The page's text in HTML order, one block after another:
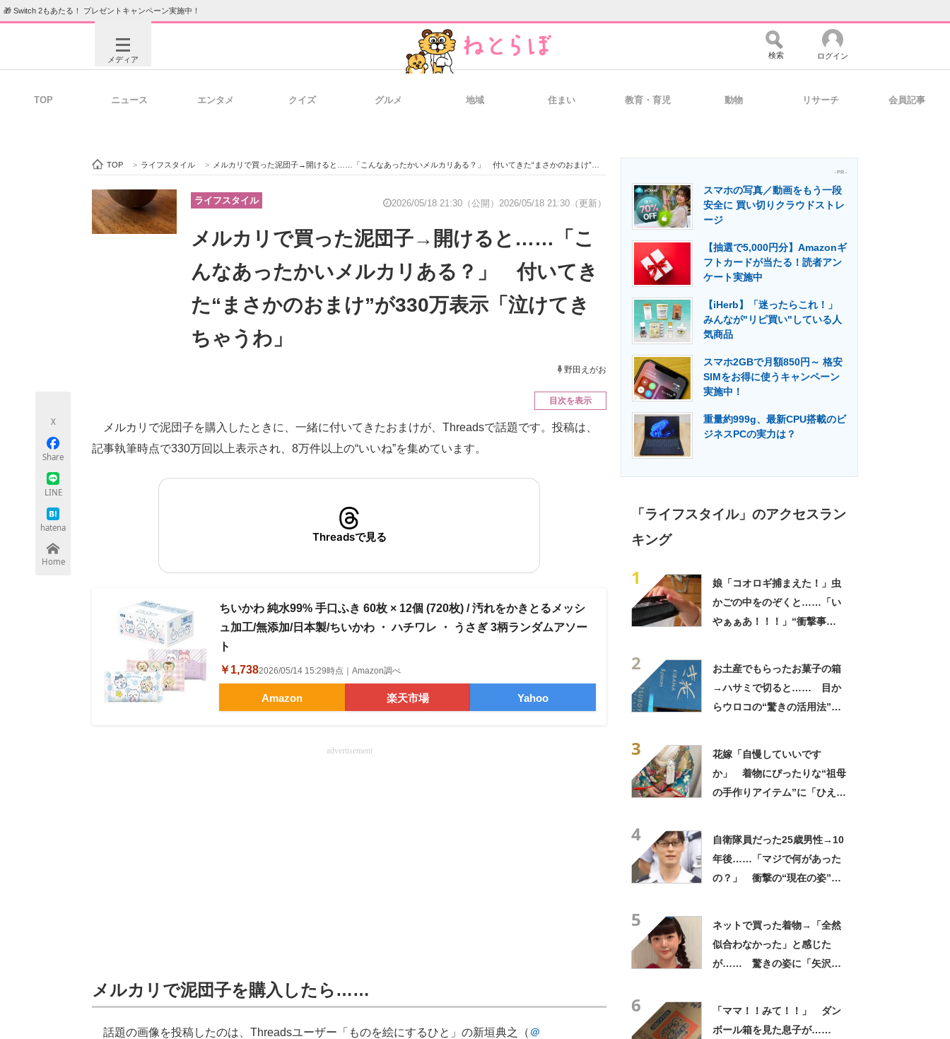
🎁 Switch 2もあたる！ プレゼントキャンペーン実施中！
メディア
ビジネスと働き方のヒント 経営リーダーのコミュニティ マーケ×ITの今がよく分かる
製造業のIT導入・活用を支援
エネルギーの専門メディア 建設×テクノロジーの最前線
検索 ログイン
TOP ニュース エンタメ クイズ グルメ 地域 住まい 教育・育児 動物 リサーチ 会員記事
TOP > ライフスタイル > メルカリで買った泥団子→開けると……「こんなあったかいメルカリある？」 付いてきた“まさかのおまけ”が330万表示「泣けてきちゃうわ」
ライフスタイル 2026/05/18 21:30（公開） 2026/05/18 21:30（更新）
メルカリで買った泥団子→開けると……「こ
んなあったかいメルカリある？」 付いてき
た“まさかのおまけ”が330万表示「泣けてき
ちゃうわ」
野田えがお
X
Share
LINE
hatena
Home
目次を表示
メルカリで泥団子を購入したときに、一緒に付いてきたおまけが、Threadsで話題です。投稿は、
記事執筆時点で330万回以上表示され、8万件以上の“いいね”を集めています。
Threadsで見る
ちいかわ 純水99% 手口ふき 60枚 × 12個 (720枚) / 汚れをかきとるメッシ
ュ加工/無添加/日本製/ちいかわ ・ ハチワレ ・ うさぎ 3柄ランダムアソー
ト
￥1,7382026/05/14 15:29時点｜Amazon調べ
Amazon 楽天市場 Yahoo
advertisement
メルカリで泥団子を購入したら……
話題の画像を投稿したのは、Threadsユーザー「ものを絵にするひと」の新垣典之（ ＠
- PR -
スマホの写真／動画をもう一段
安全に 買い切りクラウドストレ
ージ
【抽選で5,000円分】Amazonギ
フトカードが当たる！読者アン
ケート実施中
【iHerb】「迷ったらこれ！」
みんなが"リピ買い"している人
気商品
スマホ2GBで月額850円～ 格安
SIMをお得に使うキャンペーン
実施中！
重量約999g、最新CPU搭載のビ
ジネスPCの実力は？
「ライフスタイル」のアクセスラン
キング
1
娘「コオロギ捕まえた！」虫
かごの中をのぞくと……「い
やぁぁあ！！！」“衝撃事
2
お土産でもらったお菓子の箱
→ハサミで切ると…… 目か
らウロコの“驚きの活用法”に
3
花嫁「自慢していいです
か」 着物にぴったりな“祖母
の手作りアイテム”に「ひえ
4
自衛隊員だった25歳男性→10
年後……「マジで何があった
の？」 衝撃の“現在の姿”が
5
ネットで買った着物→「全然
似合わなかった」と感じた
が…… 驚きの姿に「矢沢あ
6
「ママ！！みて！！」 ダン
ボール箱を見た息子が……